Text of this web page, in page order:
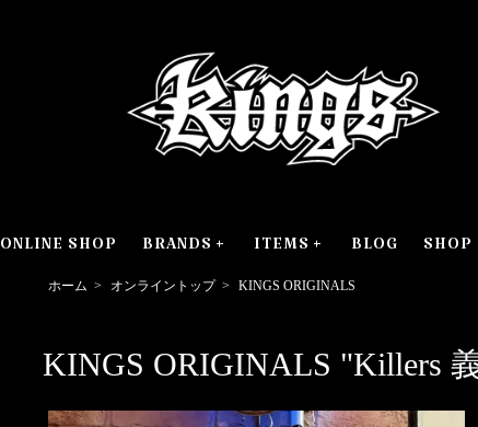
ONLINE SHOP BRANDS ITEMS BLOG SHOP
ホーム > オンライントップ > KINGS ORIGINALS
KINGS ORIGINALS "Killers